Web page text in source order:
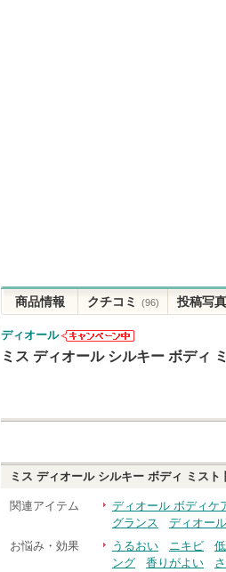
商品情報 クチコミ (96) 投稿写
ディオール
ディオールか
ミス ディオール シルキー ボディ
ミス ディオール シルキー ボディ ミスト
関連アイテム ディオール ボディケ
グランス
ディオー
お悩み・効果
うるおい ニキビ
ング
香りがよい